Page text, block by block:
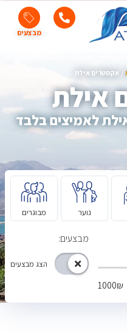
מבצעים
אקסטרים אילת
אילת
לאמיצים בלבד
נוער מבוגרים
1000₪
מבצעים:
הצג מבצעים